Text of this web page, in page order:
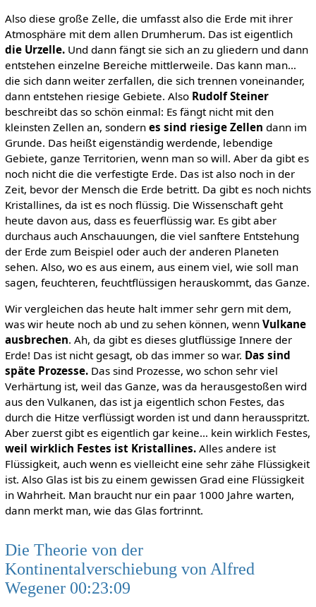
Also diese große Zelle, die umfasst also die Erde mit ihrer
Atmosphäre mit dem allen Drumherum. Das ist eigentlich
die Urzelle.Und dann fängt sie sich an zu gliedern und dann
entstehen einzelne Bereiche mittlerweile. Das kann man…
die sich dann weiter zerfallen, die sich trennen voneinander,
dann entstehen riesige Gebiete. Also Rudolf Steiner
beschreibt das so schön einmal: Es fängt nicht mit den
kleinsten Zellen an, sondern es sind riesige Zellen dann im
Grunde. Das heißt eigenständig werdende, lebendige
Gebiete, ganze Territorien, wenn man so will. Aber da gibt es
noch nicht die die verfestigte Erde. Das ist also noch in der
Zeit, bevor der Mensch die Erde betritt. Da gibt es noch nichts
Kristallines, da ist es noch flüssig. Die Wissenschaft geht
heute davon aus, dass es feuerflüssig war. Es gibt aber
durchaus auch Anschauungen, die viel sanftere Entstehung
der Erde zum Beispiel oder auch der anderen Planeten
sehen. Also, wo es aus einem, aus einem viel, wie soll man
sagen, feuchteren, feuchtflüssigen herauskommt, das Ganze.
Wir vergleichen das heute halt immer sehr gern mit dem,
was wir heute noch ab und zu sehen können, wenn Vulkane
ausbrechen. Ah, da gibt es dieses glutflüssige Innere der
Erde! Das ist nicht gesagt, ob das immer so war. Das sind
späte Prozesse.Das sind Prozesse, wo schon sehr viel
Verhärtung ist, weil das Ganze, was da herausgestoßen wird
aus den Vulkanen, das ist ja eigentlich schon Festes, das
durch die Hitze verflüssigt worden ist und dann herausspritzt.
Aber zuerst gibt es eigentlich gar keine… kein wirklich Festes,
weil wirklich Festes ist Kristallines.Alles andere ist
Flüssigkeit, auch wenn es vielleicht eine sehr zähe Flüssigkeit
ist. Also Glas ist bis zu einem gewissen Grad eine Flüssigkeit
in Wahrheit. Man braucht nur ein paar 1000 Jahre warten,
dann merkt man, wie das Glas fortrinnt.
Die Theorie von der
Kontinentalverschiebung von Alfred
Wegener 00:23:09